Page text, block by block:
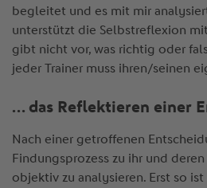
begleitet und es mit mir
unterstützt die Selbstreflexion
gibt nicht vor, was richtig oder
jeder Trainer muss ihren/seinen
… das Reflektieren einer
Nach einer getroffenen
Findungsprozess zu ihr und
objektiv zu analysieren. Erst so